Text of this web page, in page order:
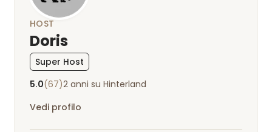
HOST
Doris
Super Host
5.0(67)2 anni su Hinterland
Vedi profilo